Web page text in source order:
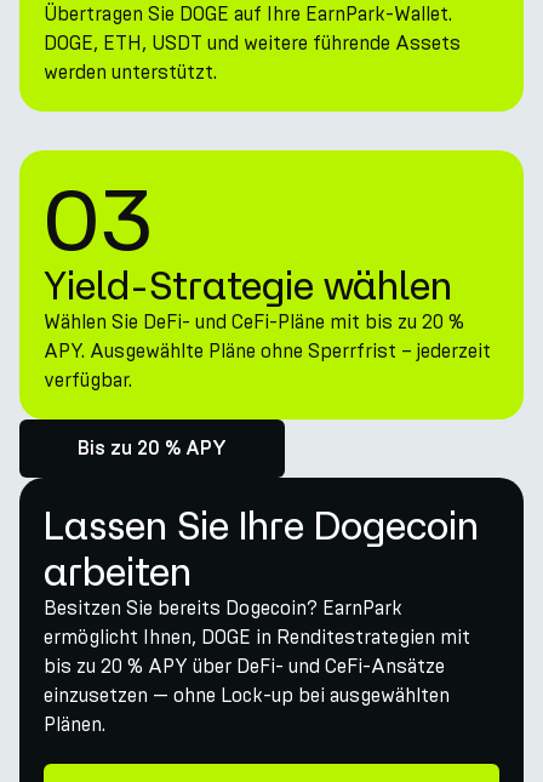
Übertragen Sie DOGE auf Ihre EarnPark-Wallet.
DOGE, ETH, USDT und weitere führende Assets
werden unterstützt.
03
Yield-Strategie wählen
Wählen Sie DeFi- und CeFi-Pläne mit bis zu 20 %
APY. Ausgewählte Pläne ohne Sperrfrist – jederzeit
verfügbar.
Bis zu 20 % APY
Lassen Sie Ihre Dogecoin
arbeiten
Besitzen Sie bereits Dogecoin? EarnPark
ermöglicht Ihnen, DOGE in Renditestrategien mit
bis zu 20 % APY über DeFi- und CeFi-Ansätze
einzusetzen — ohne Lock-up bei ausgewählten
Plänen.